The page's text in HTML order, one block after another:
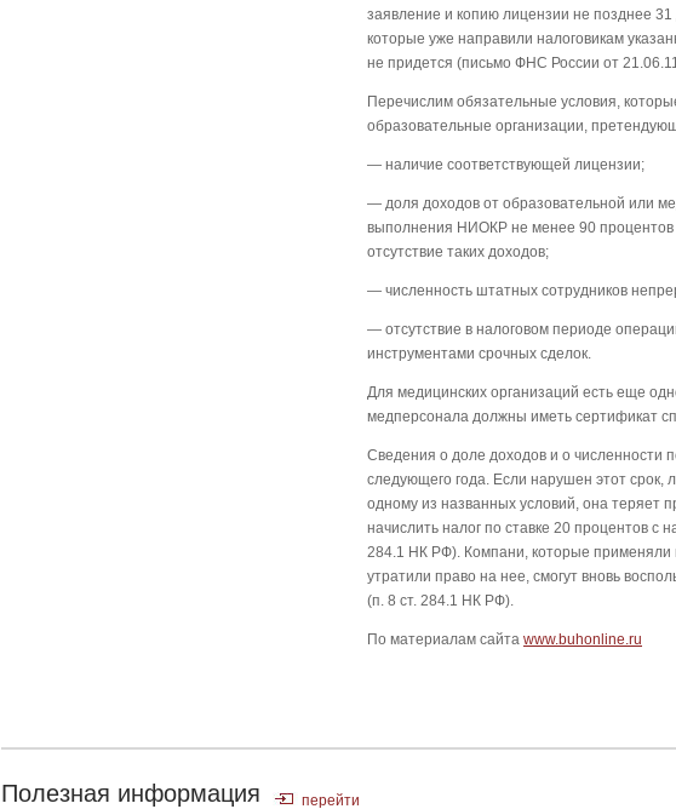
заявление и копию лицензии не позднее 31
которые уже направили налоговикам
не придется (письмо ФНС России от
Перечислим обязательные условия,
образовательные организации,
— наличие соответствующей лицензии;
— доля доходов от образовательной или
выполнения НИОКР не менее 90 процентов
отсутствие таких доходов;
— численность штатных сотрудников
— отсутствие в налоговом периоде
инструментами срочных сделок.
Для медицинских организаций есть еще
медперсонала должны иметь сертификат
Сведения о доле доходов и о численности
следующего года. Если нарушен этот срок,
одному из названных условий, она теряет
начислить налог по ставке 20 процентов с
284.1 НК РФ). Компани, которые применяли
утратили право на нее, смогут вновь
(п. 8 ст. 284.1 НК РФ).
По материалам сайта www.buhonline.ru
Полезная информация перейти